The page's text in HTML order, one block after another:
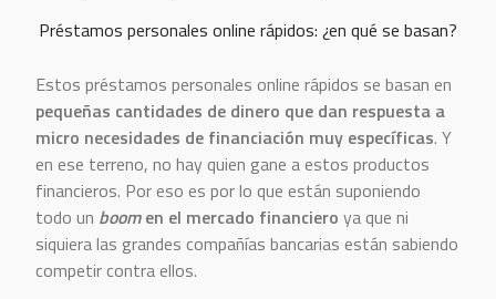
Préstamos personales online rápidos: ¿en qué se basan?
Estos préstamos personales online rápidos se basan en
pequeñas cantidades de dinero que dan respuesta a
micro necesidades de financiación muy específicas. Y
en ese terreno, no hay quien gane a estos productos
financieros. Por eso es por lo que están suponiendo
todo un boomen el mercado financiero ya que ni
siquiera las grandes compañías bancarias están sabiendo
competir contra ellos.